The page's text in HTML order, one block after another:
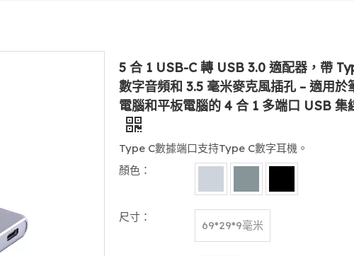
5 合 1 USB-C 轉 USB 3.0 適配器，帶
數字音頻和 3.5 毫米麥克風插孔 – 適用於
電腦和平板電腦的 4 合 1 多端口 USB 集
Type C數據端口支持Type C數字耳機。
顏色：
尺寸：
69*29*9毫米